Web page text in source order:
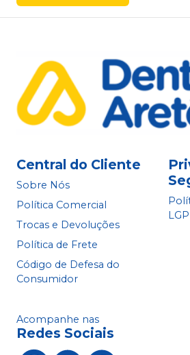
Central do Cliente
Sobre Nós
Política Comercial
Trocas e Devoluções
Política de Frete
Código de Defesa do
Consumidor
Acompanhe nas
Redes Sociais